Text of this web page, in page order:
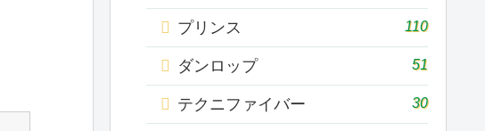
プリンス 110
ダンロップ 51
テクニファイバー 30